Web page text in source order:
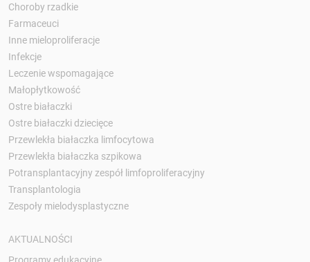
Choroby rzadkie
Farmaceuci
Inne mieloproliferacje
Infekcje
Leczenie wspomagające
Małopłytkowość
Ostre białaczki
Ostre białaczki dziecięce
Przewlekła białaczka limfocytowa
Przewlekła białaczka szpikowa
Potransplantacyjny zespół limfoproliferacyjny
Transplantologia
Zespoły mielodysplastyczne
AKTUALNOŚCI